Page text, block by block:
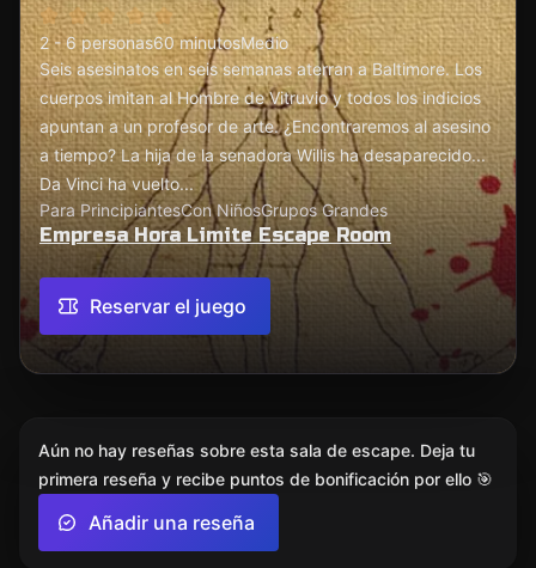
2 - 6 personas60 minutosMedio
Seis asesinatos en seis semanas aterran a Baltimore. Los
cuerpos imitan al Hombre de Vitruvio y todos los indicios
apuntan a un profesor de arte. ¿Encontraremos al asesino
a tiempo? La hija de la senadora Willis ha desaparecido...
Da Vinci ha vuelto...
Para PrincipiantesCon NiñosGrupos Grandes
Empresa Hora Limite Escape Room
Reservar el juego
Aún no hay reseñas sobre esta sala de escape. Deja tu
primera reseña y recibe puntos de bonificación por ello 🎯
Añadir una reseña